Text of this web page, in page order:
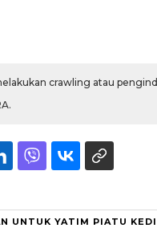
crawling atau
UNTUK YATIM PIATU